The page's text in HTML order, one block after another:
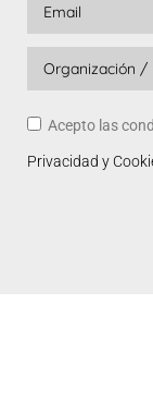
Acepto las
Privacidad y